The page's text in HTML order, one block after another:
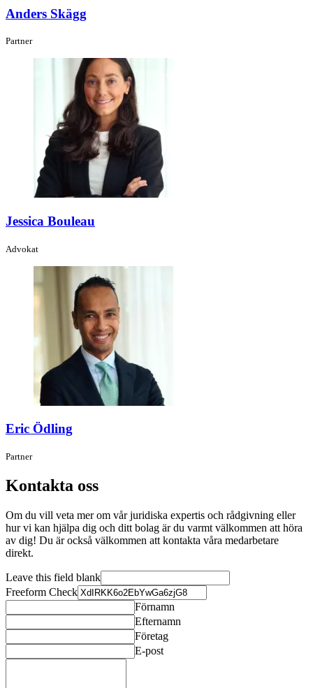
Anders Skägg
Partner
Jessica Bouleau
Advokat
Eric Ödling
Partner
Kontakta oss
Om du vill veta mer om vår juridiska expertis och rådgivning eller
hur vi kan hjälpa dig och ditt bolag är du varmt välkommen att höra
av dig! Du är också välkommen att kontakta våra medarbetare
direkt.
Leave this field blank
Freeform Check
Förnamn
Efternamn
Företag
E-post